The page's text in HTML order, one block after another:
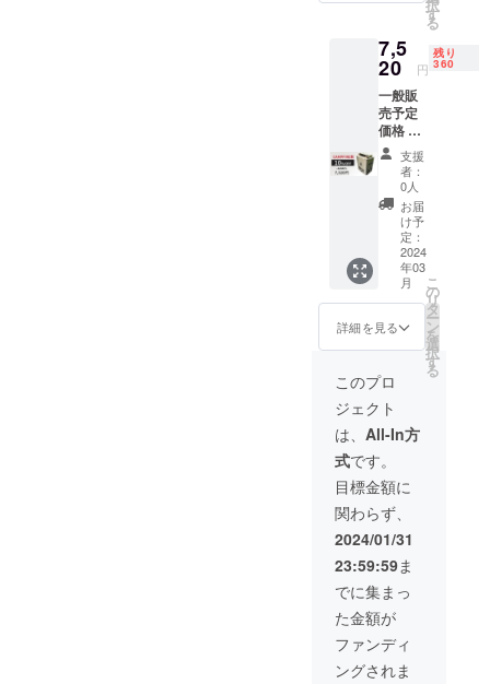
上の都
合等に
より出
荷時期
が遅れ
る場合
があり
ます。
燃焼小
トーブ
「Fire
Beast3
」x 1 ・
専用収
納袋 x 1
※一部デ
ザイン
が変更
となる
場合が
ありま
す。 ※
ご注文
状況、
使用部
材の供
造工程
上の都
合等に
より出
荷時期
が遅れ
る場合
があり
ます。
択
す
る
7,5
20 円
残り
360
一般販
売予定
価格 １
台
8,350円
(税込)の
10%
OFF
→7,520
円 (送
料・税
ターン
内容＞
・二次
燃焼小
型ス
トーブ
「Fire
Beast3
」x 1 ・
専用収
納袋 x 1
※一部デ
ザイン
が変更
となる
場合が
ありま
す。 ※
ご注文
状況、
使用部
材の供
支援
者：
0人
お届
け予
定：
2024
年03
月
詳細を見る
こ
の
リ
タ
ー
ン
を
選
択
す
る
このプロ
ジェクト
は、 All-In方
式です。
目標金額に
関わらず、
2024/01/31
23:59:59ま
でに集まっ
た金額が
ファンディ
ングされま